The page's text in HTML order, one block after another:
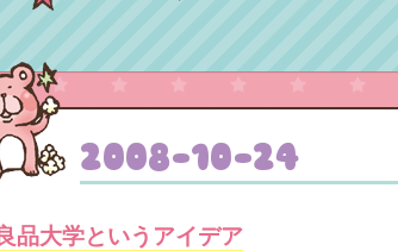
2008-10-24
品大学というアイデア